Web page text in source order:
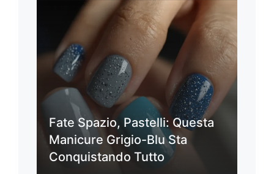
Fate Spazio, Pastelli: Questa
Manicure Grigio-Blu Sta
Conquistando Tutto